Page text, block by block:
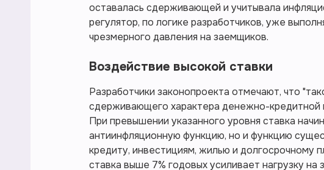
оставалась сдерживающей и учитывала
регулятор, по логике разработчиков, уже
чрезмерного давления на заемщиков.
Воздействие высокой ставки
Разработчики законопроекта отмечают, что
сдерживающего характера денежно-кредитной
При превышении указанного уровня ставка
антиинфляционную функцию, но и функцию
кредиту, инвестициям, жилью и долгосрочному
ставка выше 7% годовых усиливает нагрузку